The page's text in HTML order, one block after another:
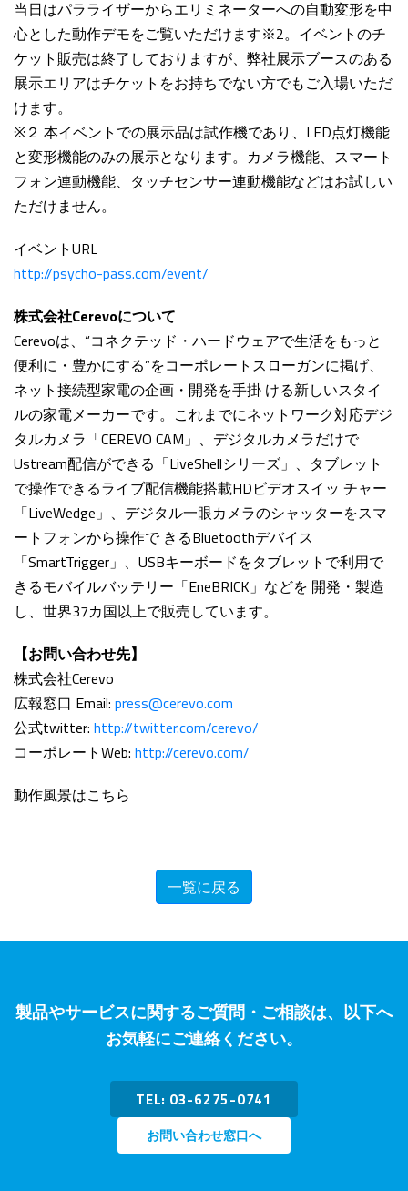
当日はパラライザーからエリミネーターへの自動変形を中
心とした動作デモをご覧いただけます※2。イベントのチ
ケット販売は終了しておりますが、弊社展示ブースのある
展示エリアはチケットをお持ちでない方でもご入場いただ
けます。
※２ 本イベントでの展示品は試作機であり、LED点灯機能
と変形機能のみの展示となります。カメラ機能、スマート
フォン連動機能、タッチセンサー連動機能などはお試しい
ただけません。
イベントURL
http://psycho-pass.com/event/
株式会社Cerevoについて
Cerevoは、“コネクテッド・ハードウェアで生活をもっと
便利に・豊かにする”をコーポレートスローガンに掲げ、
ネット接続型家電の企画・開発を手掛 ける新しいスタイ
ルの家電メーカーです。これまでにネットワーク対応デジ
タルカメラ「CEREVO CAM」、デジタルカメラだけで
Ustream配信ができる「LiveShellシリーズ」、タブレット
で操作できるライブ配信機能搭載HDビデオスイッ チャー
「LiveWedge」、デジタル一眼カメラのシャッターをスマ
ートフォンから操作で きるBluetoothデバイス
「SmartTrigger」、USBキーボードをタブレットで利用で
きるモバイルバッテリー「EneBRICK」などを 開発・製造
し、世界37カ国以上で販売しています。
【お問い合わせ先】
株式会社Cerevo
広報窓口 Email: press@cerevo.com
公式twitter: http://twitter.com/cerevo/
コーポレートWeb: http://cerevo.com/
動作風景はこちら
一覧に戻る
製品やサービスに関するご質問・ご相談は、以下へ
お気軽にご連絡ください。
TEL: 03-6275-0741
お問い合わせ窓口へ